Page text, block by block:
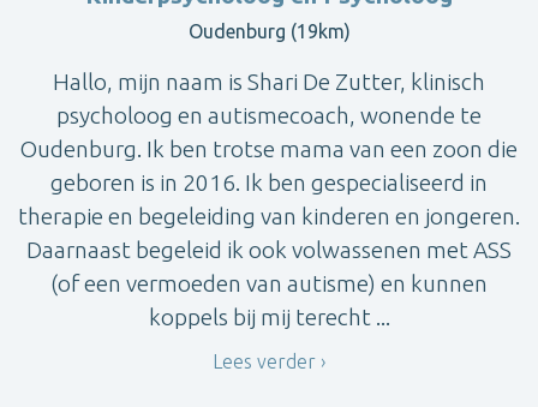
Oudenburg (19km)
Hallo, mijn naam is Shari De Zutter, klinisch
psycholoog en autismecoach, wonende te
Oudenburg. Ik ben trotse mama van een zoon die
geboren is in 2016. Ik ben gespecialiseerd in
therapie en begeleiding van kinderen en jongeren.
Daarnaast begeleid ik ook volwassenen met ASS
(of een vermoeden van autisme) en kunnen
koppels bij mij terecht ...
Lees verder